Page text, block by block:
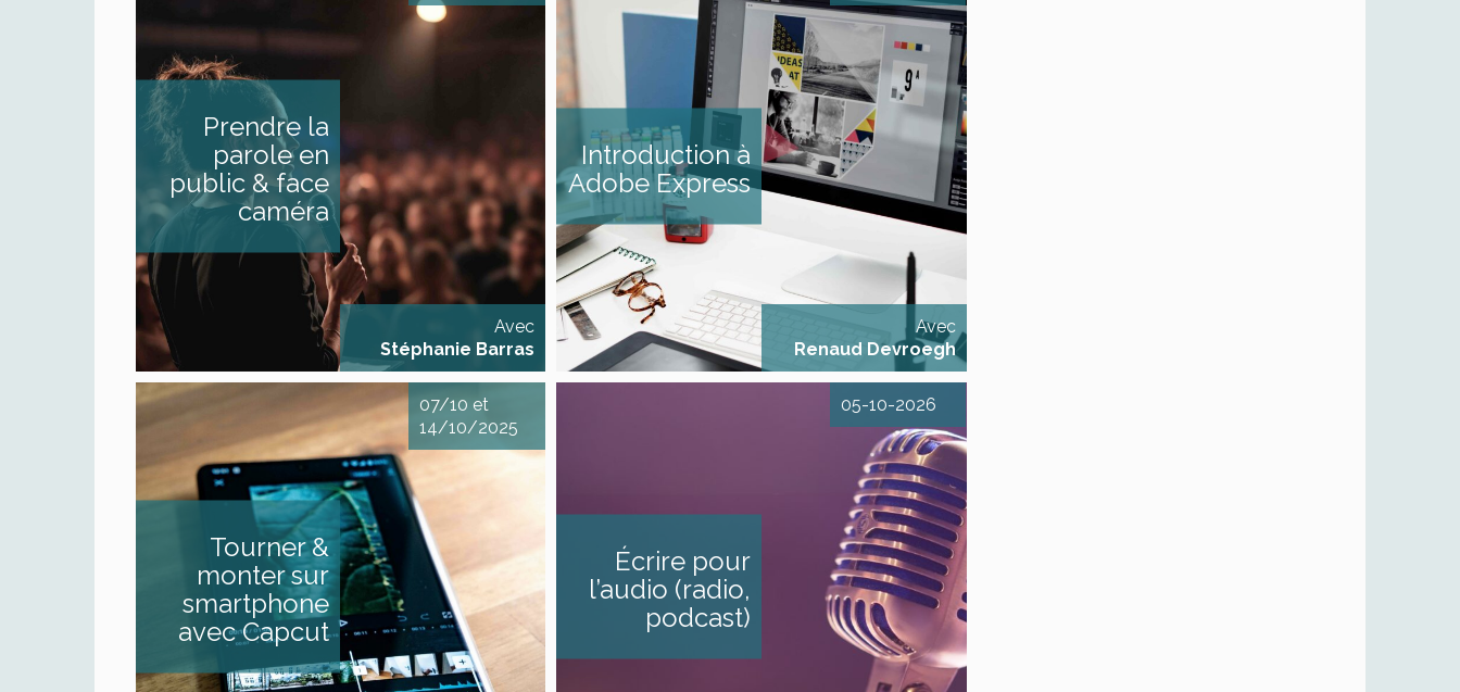
Prendre la
parole en
public & face
caméra
Avec
Stéphanie Barras
comment faire de vos
ressources personnelles
(corps, voix, regard...) des
forces pour devenir
l’orateur·ice que vous rêvez
d’être. En plongeant dans les
bases de la prise de parole en
public et face caméra, vous
allez également [...]
Introduction à
Adobe Express
Avec
Renaud Devroegh
Introduction à Adobe Express
Donnez vie à vos idées avec
Adobe Express DESCRIPTIF
Initiez-vous à Adobe Express,
la solution intuitive d’Adobe
pour concevoir et partager
rapidement des visuels de
qualité. Au fil de cette journée
de formation, vous découvrirez
ses fonctionnalités principales
et apprendrez à tirer parti de
ses modèles et ressources
07/10 et
14/10/2025
Tourner &
monter sur
smartphone
avec Capcut
Tourner & monter sur
smartphone avec Capcut
Produire rapidement des
vidéos impactantes
DESCRIPTIF Dans cette
formation, vous apprendrez
par la pratique à produire
vous-même différents types
de contenus vidéos : vidéos
courtes de type stories vidéo
plus longues et travaillées
(effets, transition, animations
textuelles) de type « reportage
», « compte rendu
d’évènement », « [...]
05-10-2026
Écrire pour
l’audio (radio,
podcast)
Écrire pour l'audio Maîtriser l’«
écrit parlé », la langue de l’info
radio DESCRIPTIF L’enjeu est
de découvrir et d’utiliser une
grammaire nouvelle : écrire
pour un média de l’oralité,
écrire ce que l’on va « parler »
au micro. Il s’agit de formuler
des phrases « orales » pour
capter l’attention de l’auditeur